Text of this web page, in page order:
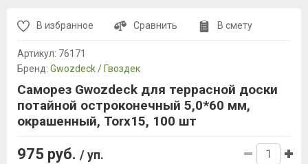
В избранное Сравнить В смету
Артикул: 76171
Бренд: Gwozdeck / Гвоздек
Саморез Gwozdeck для террасной доски
потайной остроконечный 5,0*60 мм,
окрашенный, Torx15, 100 шт
975 руб. / уп.